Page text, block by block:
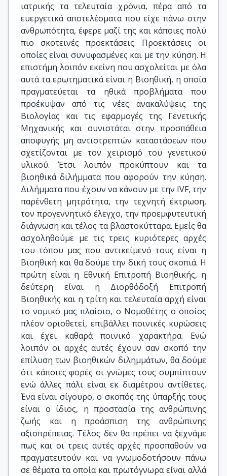
ιατρικής τα τελευταία χρόνια, πέρα από τα
ευεργετικά αποτελέσματα που είχε πάνω στην
ανθρωπότητα, έφερε μαζί της και κάποιες πολύ
πιο σκοτεινές προεκτάσεις. Προεκτάσεις οι
οποίες είναι συνυφασμένες και με την κύηση. Η
επιστήμη λοιπόν εκείνη που ασχολείται με όλα
αυτά τα ερωτηματικά είναι η Βιοηθική, η οποία
πραγματεύεται τα ηθικά προβλήματα που
προέκυψαν από τις νέες ανακαλύψεις της
Βιολογίας και τις εφαρμογές της Γενετικής
Μηχανικής και συνιστάται στην προσπάθεια
αποφυγής μη αντιστρεπτών καταστάσεων που
σχετίζονται με τον χειρισμό του γενετικού
υλικού. Έτσι λοιπόν προκύπτουν και τα
βιοηθικά διλήμματα που αφορούν την κύηση.
Διλήμματα που έχουν να κάνουν με την IVF, την
παρένθετη μητρότητα, την τεχνητή έκτρωση,
τον προγεννητικό έλεγχο, την προεμφυτευτική
διάγνωση και τέλος τα βλαστοκύτταρα. Εμείς θα
ασχοληθούμε με τις τρεις κυριότερες αρχές
του τόπου μας που αντικείμενό τους είναι η
Βιοηθική και θα δούμε την δική τους σκοπιά. Η
πρώτη είναι η Εθνική Επιτροπή Βιοηθικής, η
δεύτερη είναι η Διορθόδοξή Επιτροπή
Βιοηθικής και η τρίτη και τελευταία αρχή είναι
το νομικό μας πλαίσιο, ο Νομοθέτης ο οποίος
πλέον οριοθετεί, επιβάλλει ποινικές κυρώσεις
και έχει καθαρά ποινικό χαρακτήρα. Ενώ
λοιπόν οι αρχές αυτές έχουν σαν σκοπό την
επίλυση των βιοηθικών διλημμάτων, θα δούμε
ότι κάποιες φορές οι γνώμες τους συμπίπτουν
ενώ άλλες πάλι είναι εκ διαμέτρου αντίθετες.
Ένα είναι σίγουρο, ο σκοπός της ύπαρξής τους
είναι ο ίδιος, η προστασία της ανθρώπινης
ζωής και η προάσπιση της ανθρώπινης
αξιοπρέπειας. Τέλος δεν θα πρέπει να ξεχνάμε
πως και οι τρεις αυτές αρχές προσπαθούν να
πραγματευτούν και να γνωμοδοτήσουν πάνω
σε θέματα τα οποία και πρωτόγνωρα είναι αλλά